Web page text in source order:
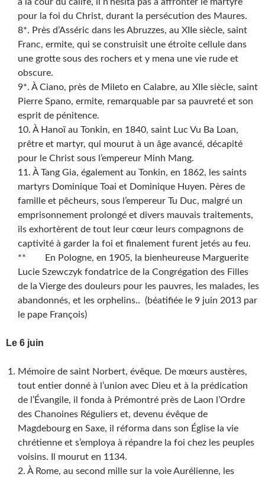
à la cour du calife, il n’hésita pas à affronter le martyre
pour la foi du Christ, durant la persécution des Maures.
8*. Près d’Asséric dans les Abruzzes, au XIIe siècle, saint
Franc, ermite, qui se construisit une étroite cellule dans
une grotte sous des rochers et y mena une vie rude et
obscure.
9*. À Ciano, près de Mileto en Calabre, au XIIe siècle, saint
Pierre Spano, ermite, remarquable par sa pauvreté et son
esprit de pénitence.
10. À Hanoï au Tonkin, en 1840, saint Luc Vu Ba Loan,
prêtre et martyr, qui mourut à un âge avancé, décapité
pour le Christ sous l’empereur Minh Mang.
11. À Tang Gia, également au Tonkin, en 1862, les saints
martyrs Dominique Toai et Dominique Huyen. Pères de
famille et pêcheurs, sous l’empereur Tu Duc, malgré un
emprisonnement prolongé et divers mauvais traitements,
ils exhortèrent de tout leur cœur leurs compagnons de
captivité à garder la foi et finalement furent jetés au feu.
** En Pologne, en 1905, la bienheureuse Marguerite
Lucie Szewczyk fondatrice de la Congrégation des Filles
de la Vierge des douleurs pour les pauvres, les malades, les
abandonnés, et les orphelins.. (béatifiée le 9 juin 2013 par
le pape François)
Le 6 juin
Mémoire de saint Norbert, évêque. De mœurs austères,
tout entier donné à l’union avec Dieu et à la prédication
de l’Évangile, il fonda à Prémontré près de Laon l’Ordre
des Chanoines Réguliers et, devenu évêque de
Magdebourg en Saxe, il réforma dans son Église la vie
chrétienne et s’employa à répandre la foi chez les peuples
voisins. Il mourut en 1134.
2. À Rome, au second mille sur la voie Aurélienne, les